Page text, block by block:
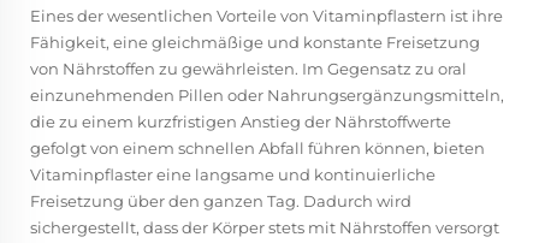
Eines der wesentlichen Vorteile von Vitaminpflastern ist ihre
Fähigkeit, eine gleichmäßige und konstante Freisetzung
von Nährstoffen zu gewährleisten. Im Gegensatz zu oral
einzunehmenden Pillen oder Nahrungsergänzungsmitteln,
die zu einem kurzfristigen Anstieg der Nährstoffwerte
gefolgt von einem schnellen Abfall führen können, bieten
Vitaminpflaster eine langsame und kontinuierliche
Freisetzung über den ganzen Tag. Dadurch wird
sichergestellt, dass der Körper stets mit Nährstoffen versorgt